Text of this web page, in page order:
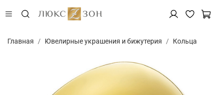
Главная Ювелирные украшения и бижутерия Кольца